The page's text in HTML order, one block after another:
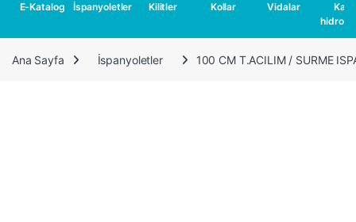
E-Katalog İspanyoletler Kilitler Kollar Vidalar
Kapı
Ana Sayfa İspanyoletler 100 CM T.ACILIM / SURME